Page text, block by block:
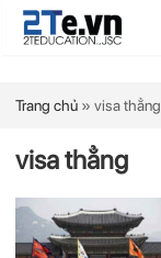
Trang chủ » visa thẳng
visa thẳng